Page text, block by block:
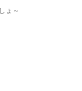
ょ～